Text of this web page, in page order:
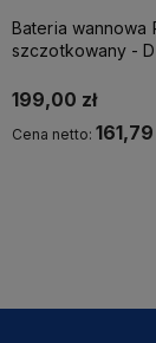
Bateria wannowa
szczotkowany -
199,00 zł
Cena netto: 161,79